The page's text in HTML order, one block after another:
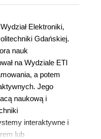
Elektroniki,
Gdańskiej.
nauk
na Wydziale ETI
a potem
Jego
naukową i
interaktywne i
lub